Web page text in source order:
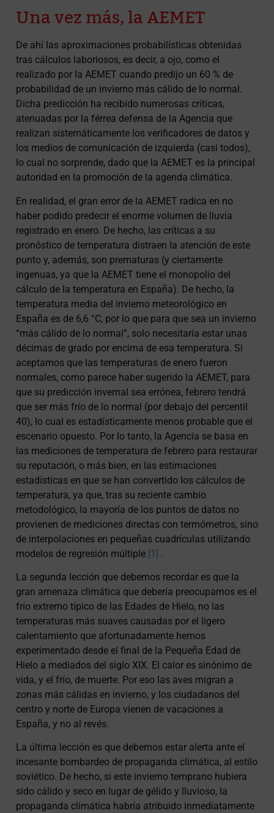
Una vez más, la AEMET
De ahí las aproximaciones probabilísticas obtenidas
tras cálculos laboriosos, es decir, a ojo, como el
realizado por la AEMET cuando predijo un 60 % de
probabilidad de un invierno más cálido de lo normal.
Dicha predicción ha recibido numerosas críticas,
atenuadas por la férrea defensa de la Agencia que
realizan sistemáticamente los verificadores de datos y
los medios de comunicación de izquierda (casi todos),
lo cual no sorprende, dado que la AEMET es la principal
autoridad en la promoción de la agenda climática.
En realidad, el gran error de la AEMET radica en no
haber podido predecir el enorme volumen de lluvia
registrado en enero. De hecho, las críticas a su
pronóstico de temperatura distraen la atención de este
punto y, además, son prematuras (y ciertamente
ingenuas, ya que la AEMET tiene el monopolio del
cálculo de la temperatura en España). De hecho, la
temperatura media del invierno meteorológico en
España es de 6,6 °C, por lo que para que sea un invierno
“más cálido de lo normal”, solo necesitaría estar unas
décimas de grado por encima de esa temperatura. Si
aceptamos que las temperaturas de enero fueron
normales, como parece haber sugerido la AEMET, para
que su predicción invernal sea errónea, febrero tendrá
que ser más frío de lo normal (por debajo del percentil
40), lo cual es estadísticamente menos probable que el
escenario opuesto. Por lo tanto, la Agencia se basa en
las mediciones de temperatura de febrero para restaurar
su reputación, o más bien, en las estimaciones
estadísticas en que se han convertido los cálculos de
temperatura, ya que, tras su reciente cambio
metodológico, la mayoría de los puntos de datos no
provienen de mediciones directas con termómetros, sino
de interpolaciones en pequeñas cuadrículas utilizando
modelos de regresión múltiple [1] .
La segunda lección que debemos recordar es que la
gran amenaza climática que debería preocuparnos es el
frío extremo típico de las Edades de Hielo, no las
temperaturas más suaves causadas por el ligero
calentamiento que afortunadamente hemos
experimentado desde el final de la Pequeña Edad de
Hielo a mediados del siglo XIX. El calor es sinónimo de
vida, y el frío, de muerte. Por eso las aves migran a
zonas más cálidas en invierno, y los ciudadanos del
centro y norte de Europa vienen de vacaciones a
España, y no al revés.
La última lección es que debemos estar alerta ante el
incesante bombardeo de propaganda climática, al estilo
soviético. De hecho, si este invierno temprano hubiera
sido cálido y seco en lugar de gélido y lluvioso, la
propaganda climática habría atribuido inmediatamente